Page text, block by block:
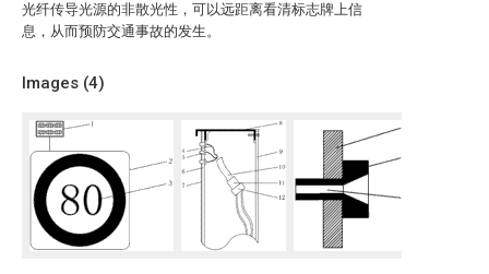
光纤传导光源的非散光性，可以远距离看清标志牌上信
息，从而预防交通事故的发生。
Images (4)